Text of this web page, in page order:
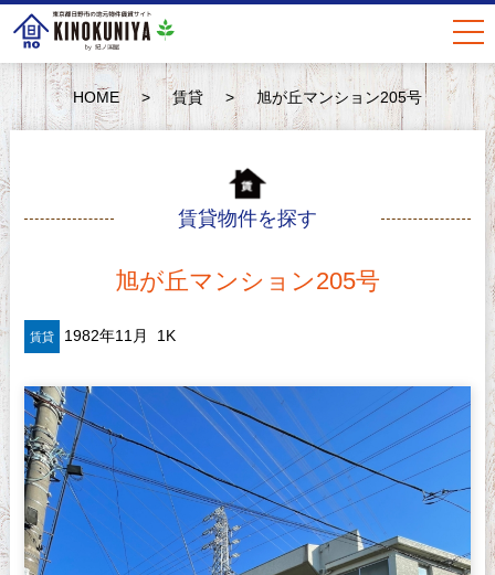
HOME > 賃貸 > 旭が丘マンション205号
賃貸物件を探す
旭が丘マンション205号
賃貸 1982年11月 1K